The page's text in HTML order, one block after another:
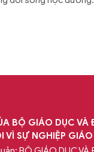
BỘ GIÁO DỤC
VÌ SỰ NGHIỆP